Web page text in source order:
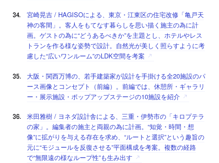
宮崎晃吉 / HAGISOによる、東京・江東区の住宅改修「亀戸天
神の客間」。客人をもてなす暮らしを思い描く施主の為に計
画。ゲストの為に“どうあるべきか”を主題とし、ホテルやレス
トランを作る様な姿勢で設計。自然光が美しく照らすように考
慮した“広いワンルーム”のLDK空間を考案
大阪・関西万博の、若手建築家が設計を手掛ける全20施設のパ
ース画像とコンセプト（前編）。前編では、休憩所・ギャラリ
ー・展示施設・ポップアップステージの10施設を紹介
米田雅樹 / ヨネダ設計舎による、三重・伊勢市の「キロプテラ
の家」。編集者の施主と両親の為に計画。“知覚・時間・想
像”に拡がりを与える存在を求め、“ルートと選択”という趣旨の
元に“モジュールを反復させる”平面構成を考案。複数の経路
で“無限遠の様なループ性”も生み出す